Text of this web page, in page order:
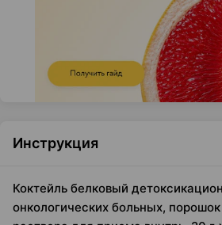
Инструкция
Коктейль белковый
онкологических больных,